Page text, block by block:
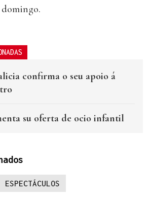
domingo.
confirma o seu apoio á
su oferta de ocio infantil
ESPECTÁCULOS